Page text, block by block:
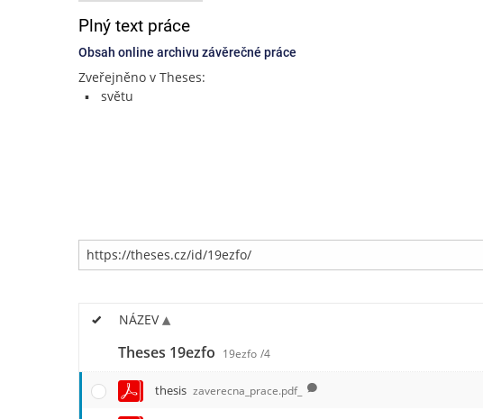
Plný text práce
Obsah online archivu závěrečné práce
Zveřejněno v Theses:
světu
NÁZEV
Theses 19ezfo 19ezfo /4
thesis zaverecna_prace.pdf_